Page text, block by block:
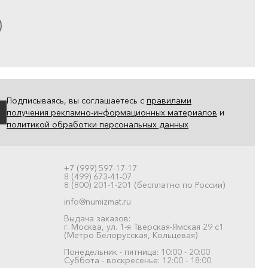
Подписываясь, вы соглашаетесь с правилами
получения рекламно-информационных материалов и
политикой обработки персональных данных
+7 (999) 597-17-17
8 (499) 673-41-07
8 (800) 201-1-201 (бесплатно по России)
info@numizmat.ru
Выдача заказов:
г. Москва, ул. 1-я Тверская-Ямская 29 с1
(Метро Белорусская, Кольцевая)
Понедельник - пятница: 10:00 - 20:00
Суббота - воскресенье: 12:00 - 18:00